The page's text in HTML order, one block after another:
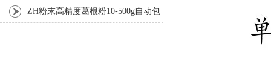
装机 ZH粉末高精度葛根粉10-500g自动包